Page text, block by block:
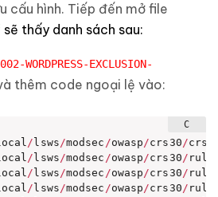
cấu hình. Tiếp đến mở file
sẽ thấy danh sách sau:
WORDPRESS-EXCLUSION-
thêm code ngoại lệ vào:
/ lsws /modsec /owasp /crs30 /crs
/ lsws /modsec /owasp /crs30 /
/ lsws /modsec /owasp /crs30 /
/ lsws /modsec /owasp /crs30 /